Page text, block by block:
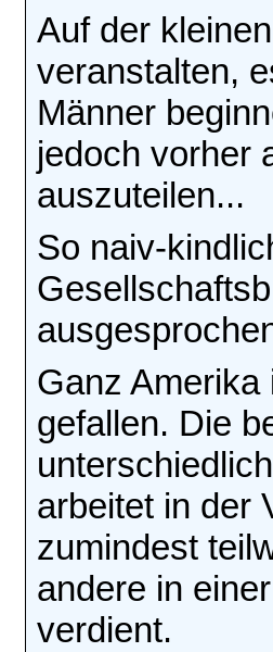
Auf der
veranstalten,
Männer
jedoch vorher
auszuteilen...
So naiv-
Ganz
gefallen. Die
arbeitet in der
zumindest
andere in
verdient.